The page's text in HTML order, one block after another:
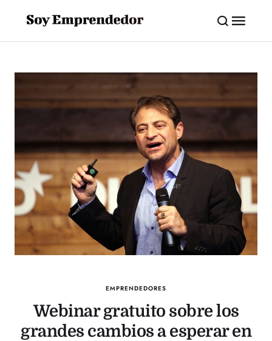
EMPRENDEDORES
Webinar gratuito sobre los
grandes cambios a esperar en